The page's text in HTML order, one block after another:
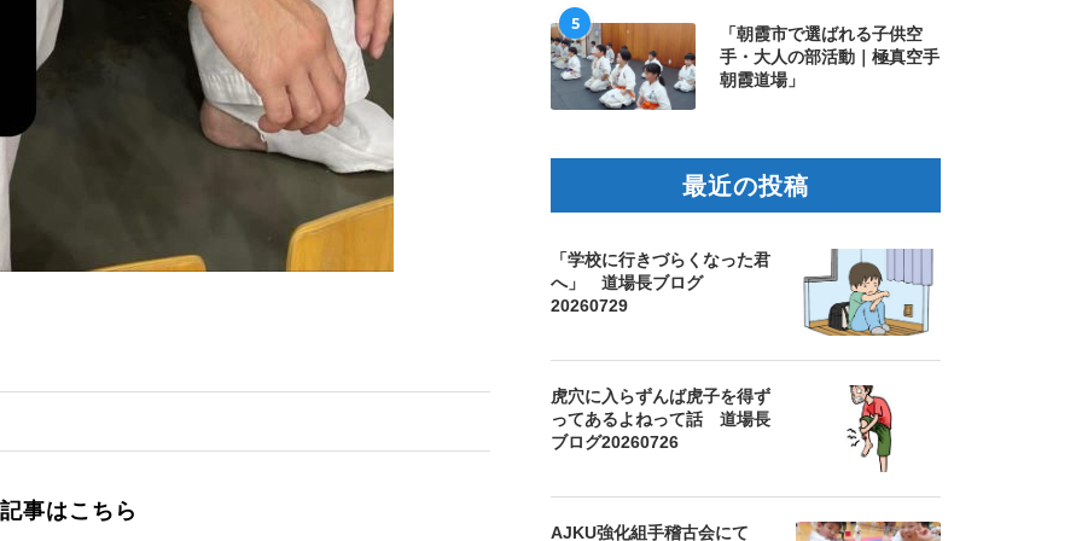
事はこちら
5
「朝霞市で選ばれる子供空
手・大人の部活動｜極真空手
朝霞道場」
最近の投稿
「学校に行きづらくなった君
へ」 道場長ブログ
20260729
虎穴に入らずんば虎子を得ず
ってあるよねって話 道場長
ブログ20260726
AJKU強化組手稽古会にて